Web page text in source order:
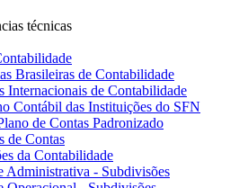
técnicas
Brasileiras de Contabilidade
Internacionais de Contabilidade
Contábil das Instituições do SFN
de Contas Padronizado
de Contas
da Contabilidade
Administrativa - Subdivisões